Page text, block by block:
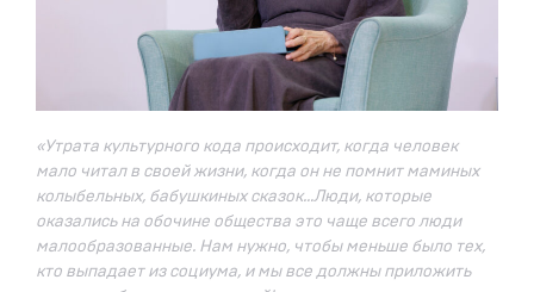
«Утрата культурного кода происходит, когда человек
мало читал в своей жизни, когда он не помнит маминых
колыбельных, бабушкиных сказок…Люди, которые
оказались на обочине общества это чаще всего люди
малообразованные. Нам нужно, чтобы меньше было тех,
кто выпадает из социума, и мы все должны приложить